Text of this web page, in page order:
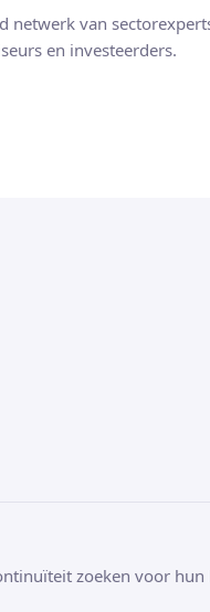
netwerk van
en investeerders.
zoeken voor hun